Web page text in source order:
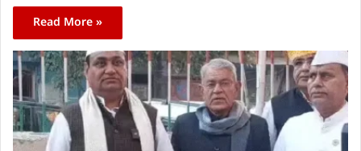
Read More »